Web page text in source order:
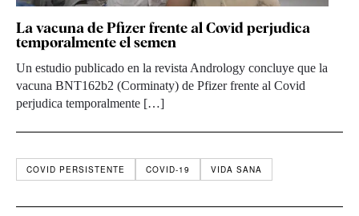
La vacuna de Pfizer frente al Covid perjudica
temporalmente el semen
Un estudio publicado en la revista Andrology concluye que la
vacuna BNT162b2 (Corminaty) de Pfizer frente al Covid
perjudica temporalmente […]
COVID PERSISTENTE COVID-19 VIDA SANA